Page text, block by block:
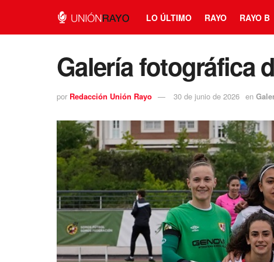
LO ÚLTIMO RAYO RAYO B
Galería fotográfica
por Redacción Unión Rayo 30 de junio de 2026 en